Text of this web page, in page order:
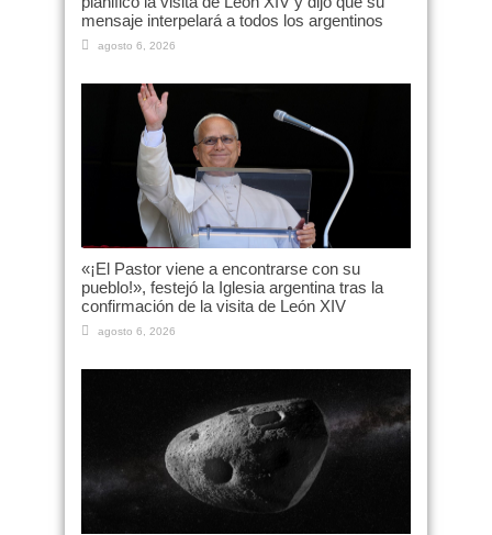
mensaje interpelará a todos los argentinos
agosto 6, 2026
«¡El Pastor viene a encontrarse con su
pueblo!», festejó la Iglesia argentina tras la
confirmación de la visita de León XIV
agosto 6, 2026